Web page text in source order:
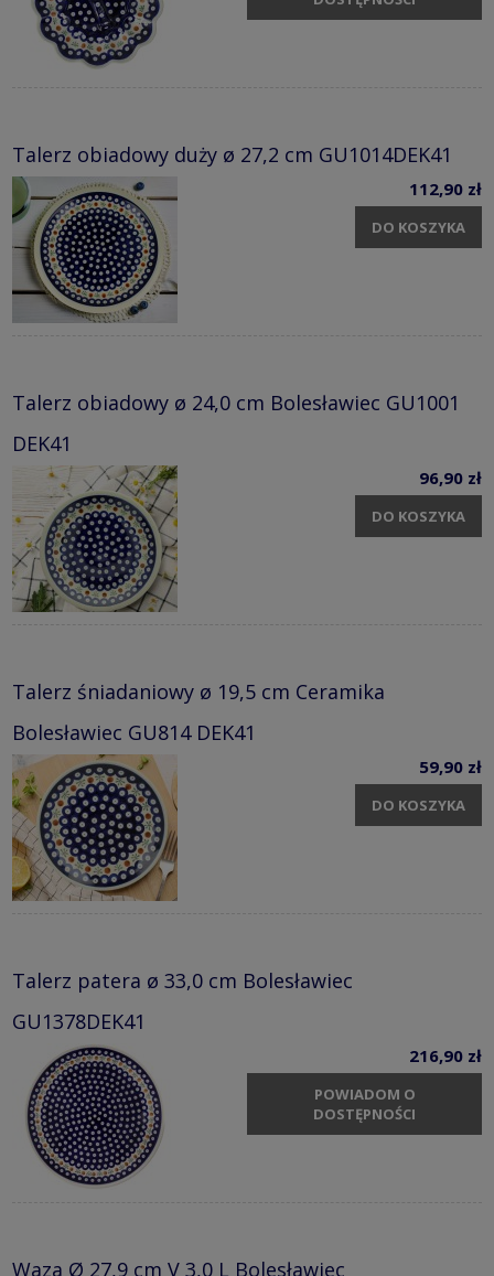
Talerz obiadowy duży ø 27,2 cm GU1014DEK41
112,90 zł
DO KOSZYKA
Talerz obiadowy ø 24,0 cm Bolesławiec GU1001
DEK41
96,90 zł
DO KOSZYKA
Talerz śniadaniowy ø 19,5 cm Ceramika
Bolesławiec GU814 DEK41
59,90 zł
DO KOSZYKA
Talerz patera ø 33,0 cm Bolesławiec
GU1378DEK41
216,90 zł
POWIADOM O
DOSTĘPNOŚCI
Waza Ø 27,9 cm V 3,0 L Bolesławiec